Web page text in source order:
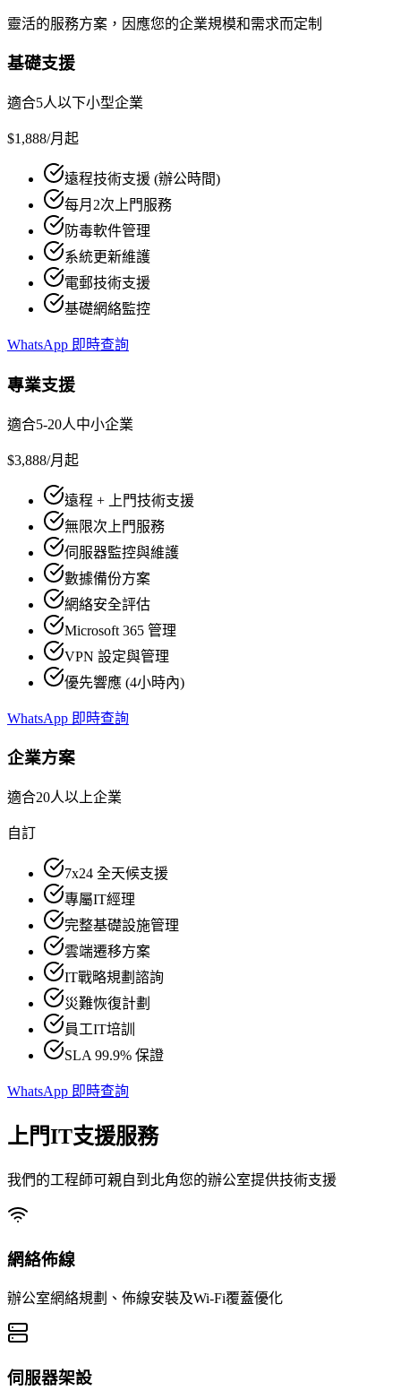
靈活的服務方案，因應您的企業規模和需求而定制
基礎支援
適合5人以下小型企業
$1,888/月起
遠程技術支援 (辦公時間)
每月2次上門服務
防毒軟件管理
系統更新維護
電郵技術支援
基礎網絡監控
WhatsApp 即時查詢
專業支援
適合5-20人中小企業
$3,888/月起
遠程 + 上門技術支援
無限次上門服務
伺服器監控與維護
數據備份方案
網絡安全評估
Microsoft 365 管理
VPN 設定與管理
優先響應 (4小時內)
WhatsApp 即時查詢
企業方案
適合20人以上企業
自訂
7x24 全天候支援
專屬IT經理
完整基礎設施管理
雲端遷移方案
IT戰略規劃諮詢
災難恢復計劃
員工IT培訓
SLA 99.9% 保證
WhatsApp 即時查詢
上門IT支援服務
我們的工程師可親自到北角您的辦公室提供技術支援
網絡佈線
辦公室網絡規劃、佈線安裝及Wi-Fi覆蓋優化
伺服器架設